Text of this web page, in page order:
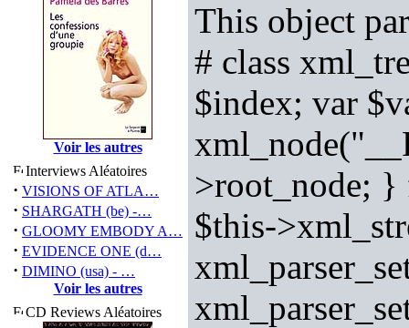
Voir les autres
Interviews Aléatoires
· VISIONS OF ATLA…
· SHARGATH (be) -…
· GLOOMY EMBODY A…
· EVIDENCE ONE (d…
· DIMINO (usa) - …
Voir les autres
CD Reviews Aléatoires
This object
# class
$index; var
>root_node; }
$this-